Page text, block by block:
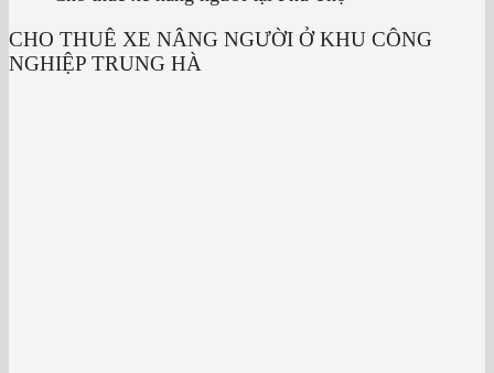
CHO THUÊ XE NÂNG NGƯỜI Ở KHU CÔNG
NGHIỆP TRUNG HÀ